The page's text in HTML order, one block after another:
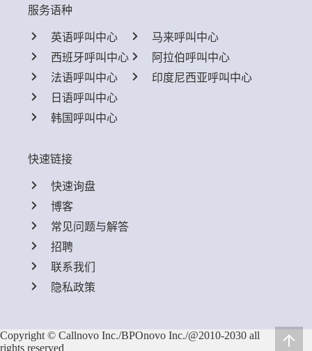
服务语种
英语呼叫中心
西班牙呼叫中心
法语呼叫中心
日语呼叫中心
韩国呼叫中心
马来呼叫中心
阿拉伯呼叫中心
印度尼西亚呼叫中心
快速链接
快速询盘
博客
常见问题与解答
招聘
联系我们
隐私政策
Copyright © Callnovo Inc./BPOnovo Inc./@2010-2030 all
rights reserved